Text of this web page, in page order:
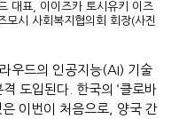
대표, 이이즈카 토시유키 이즈
모시 사회복지협의회 회장(사진
우드의 인공지능(AI) 기술
도입된다. 한국의 ‘클로바
이번이 처음으로, 양국 간